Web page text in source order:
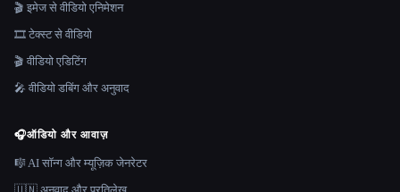
🎬 इमेज से वीडियो एनिमेशन
🎞️ टेक्स्ट से वीडियो
🎬 वीडियो एडिटिंग
🎤 वीडियो डबिंग और अनुवाद
🎧ऑडियो और आवाज़
🎼 AI सॉन्ग और म्यूज़िक जेनरेटर